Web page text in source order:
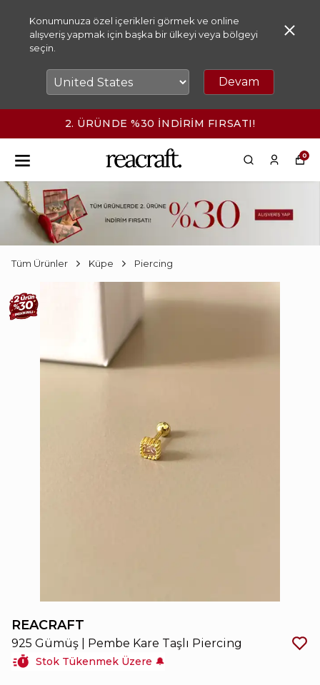
Konumunuza özel içerikleri görmek ve online
alışveriş yapmak için başka bir ülkeyi veya bölgeyi
seçin.
Devam
2. ÜRÜNDE %30 İNDİRİM FIRSATI!
0
Tüm Ürünler Küpe Piercing
REACRAFT
925 Gümüş | Pembe Kare Taşlı Piercing
Stok Tükenmek Üzere 🔔